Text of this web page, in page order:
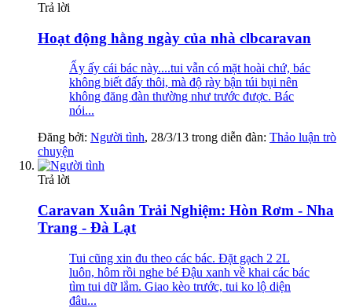
Trả lời
Hoạt động hằng ngày của nhà clbcaravan
Ấy ấy cái bác này....tui vẫn có mặt hoài chứ, bác
không biết đấy thôi, mà độ rày bận túi bụi nên
không đăng đàn thường như trước được. Bác
nói...
Đăng bởi: Người tình, 28/3/13 trong diễn đàn: Thảo luận trò
chuyện
Trả lời
Caravan Xuân Trải Nghiệm: Hòn Rơm - Nha
Trang - Đà Lạt
Tui cũng xin đu theo các bác. Đặt gạch 2 2L
luôn, hôm rồi nghe bé Đậu xanh về khai các bác
tìm tui dữ lắm. Giao kèo trước, tui ko lộ diện
đâu...